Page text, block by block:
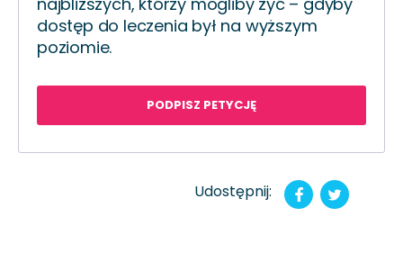
dostęp do leczenia był na wyższym
poziomie.
PODPISZ PETYCJĘ
Udostępnij: